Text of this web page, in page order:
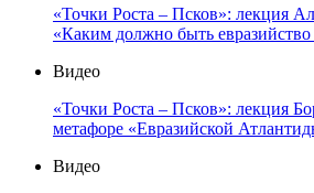
«Точки Роста – Псков»: лекция
«Каким должно быть
Видео
«Точки Роста – Псков»: лекция
метафоре «Евразийской
Видео